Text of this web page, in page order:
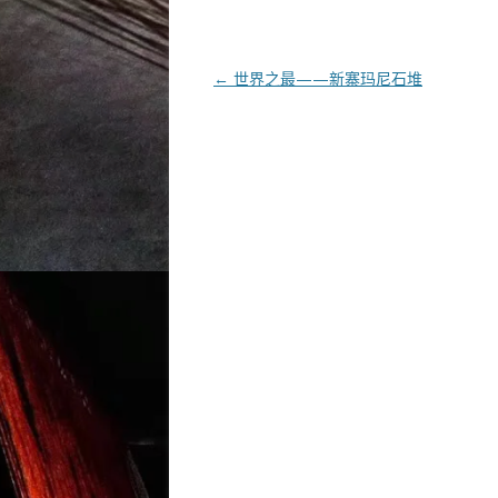
文章导航
← 世界之最——新寨玛尼石堆